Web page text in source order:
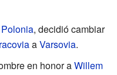
Polonia, decidió cambiar
aVarsovia.
en honor aWillem